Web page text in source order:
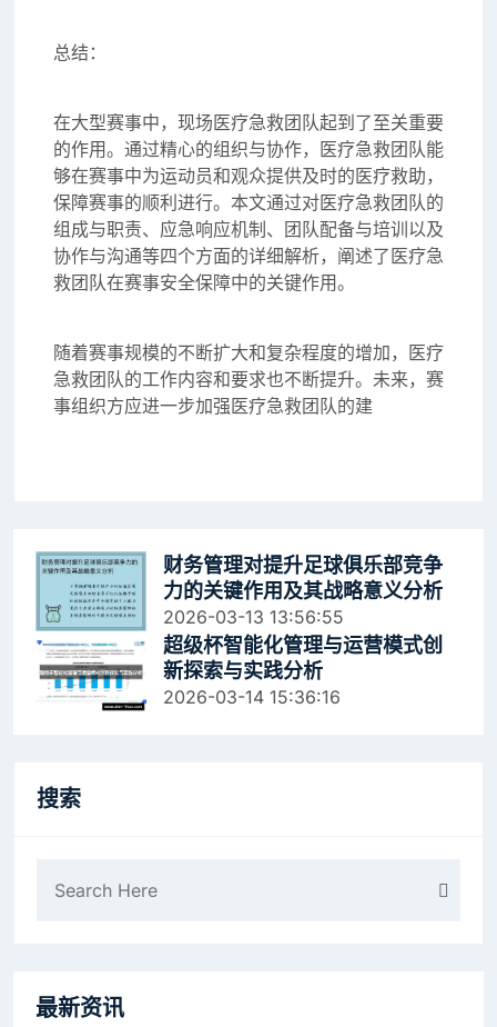
总结：
在大型赛事中，现场医疗急救团队起到了至关重要
的作用。通过精心的组织与协作，医疗急救团队能
够在赛事中为运动员和观众提供及时的医疗救助，
保障赛事的顺利进行。本文通过对医疗急救团队的
组成与职责、应急响应机制、团队配备与培训以及
协作与沟通等四个方面的详细解析，阐述了医疗急
救团队在赛事安全保障中的关键作用。
随着赛事规模的不断扩大和复杂程度的增加，医疗
急救团队的工作内容和要求也不断提升。未来，赛
事组织方应进一步加强医疗急救团队的建
财务管理对提升足球俱乐部竞争
力的关键作用及其战略意义分析
2026-03-13 13:56:55
超级杯智能化管理与运营模式创
新探索与实践分析
2026-03-14 15:36:16
搜索
最新资讯